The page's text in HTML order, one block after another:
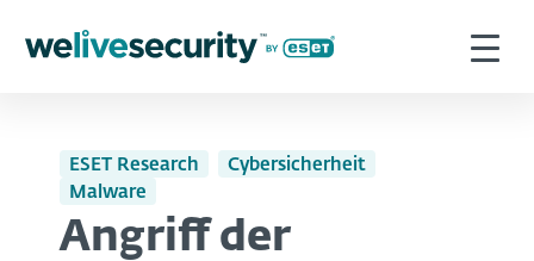
ESET Research
Cybersicherheit
Malware
Angriff der